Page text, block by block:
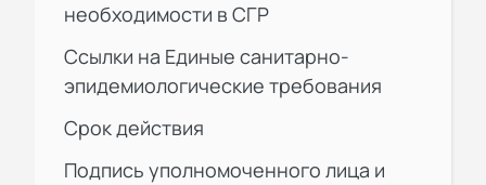
необходимости в СГР
Ссылки на Единые санитарно-
эпидемиологические требования
Срок действия
Подпись уполномоченного лица и